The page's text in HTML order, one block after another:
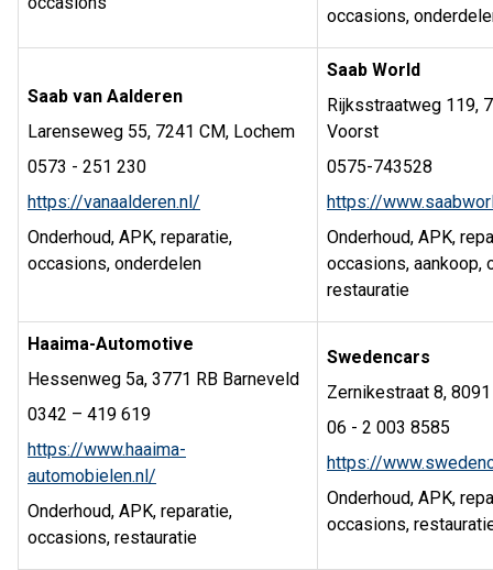
occasions,
Saab van Aalderen
Larenseweg 55, 7241 CM, Lochem
0573 - 251 230
https://vanaalderen.nl/
Onderhoud, APK, reparatie,
occasions, onderdelen
Saab World
Rijksstraatweg 119,
Voorst
0575-743528
https://
Onderhoud, APK,
occasions, aankoop,
restauratie
Haaima-Automotive
Hessenweg 5a, 3771 RB Barneveld
0342 – 419 619
https://www.haaima-
automobielen.nl/
Onderhoud, APK, reparatie,
occasions, restauratie
Swedencars
Zernikestraat 8,
06 - 2 003 8585
https://
Onderhoud, APK,
occasions,